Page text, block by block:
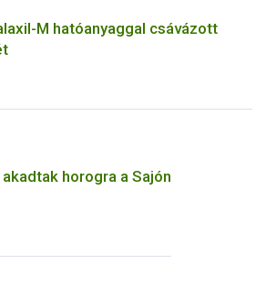
M hatóanyaggal csávázott
horogra a Sajón